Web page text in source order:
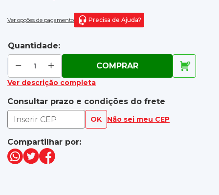
Ver opções de pagamento Precisa de Ajuda?
Quantidade:
COMPRAR
Ver descrição completa
Consultar prazo e condições do frete
OK Não sei meu CEP
Compartilhar por: